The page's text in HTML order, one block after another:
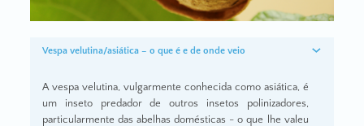
Vespa velutina/asiática – o que é e de onde veio
A vespa velutina, vulgarmente conhecida como asiática, é
um inseto predador de outros insetos polinizadores,
particularmente das abelhas domésticas - o que lhe valeu